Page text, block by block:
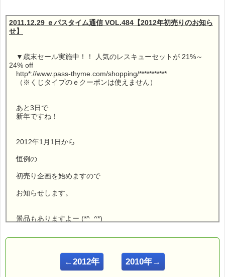
2011.12.29 ｅパスタイム通信 VOL.484【2012年初売りのお知ら
せ】
▼歳末セール実施中！！ 人気のレスキューセットが 21%～
24% off
http*://www.pass-thyme.com/shopping/***********
（※くじタイプのｅクーポンは使えません）
あと3日で
新年ですね！
2012年1月1日から
恒例の
初売り企画を始めますので
お知らせします。
景品もありますよー (*^_^*)
ｅパスタイム店長の
←2012年 2010年→